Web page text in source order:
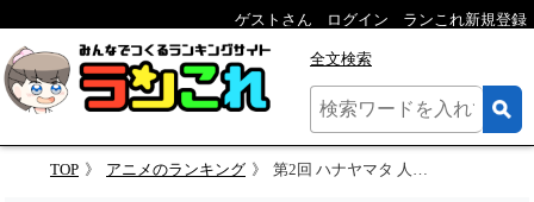
ゲストさん ログイン ランこれ新規登録
全文検索
TOP アニメのランキング 第2回 ハナヤマタ 人気キャラクター投票